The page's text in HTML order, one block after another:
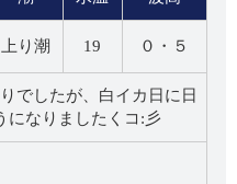
上り潮 19 ０・５
でしたが、白イカ日に日
になりましたくコ:彡